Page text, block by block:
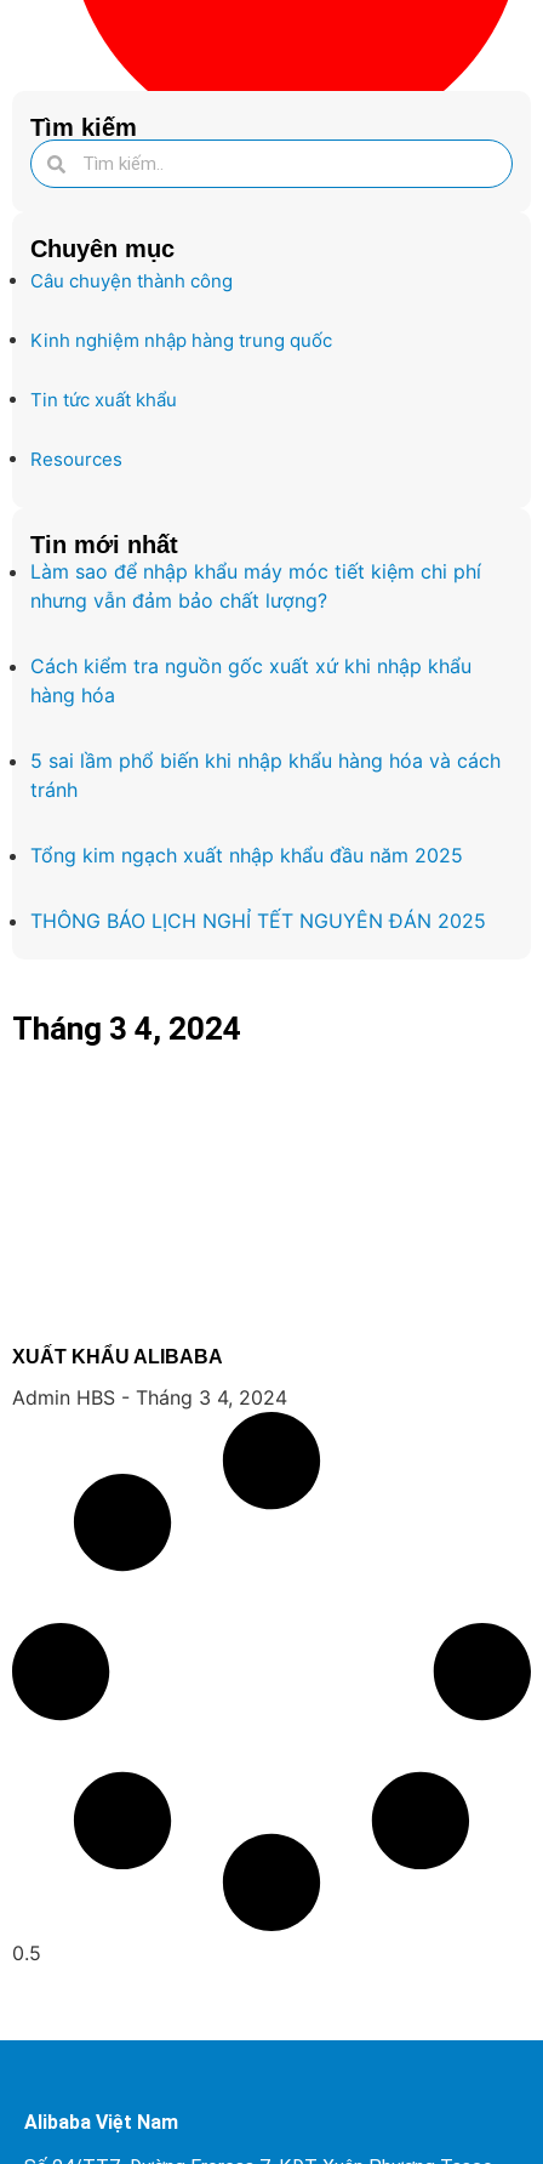
Tháng 3 4, 2024
Tìm kiếm
Chuyên mục
Câu chuyện thành công
Kinh nghiệm nhập hàng trung quốc
Tin tức xuất khẩu
Resources
Tin mới nhất
Làm sao để nhập khẩu máy móc tiết kiệm chi phí
nhưng vẫn đảm bảo chất lượng?
Cách kiểm tra nguồn gốc xuất xứ khi nhập khẩu
hàng hóa
5 sai lầm phổ biến khi nhập khẩu hàng hóa và cách
tránh
Tổng kim ngạch xuất nhập khẩu đầu năm 2025
THÔNG BÁO LỊCH NGHỈ TẾT NGUYÊN ĐÁN 2025
Tháng 3 4, 2024
XUẤT KHẨU ALIBABA
Admin HBS Tháng 3 4, 2024
Alibaba Việt Nam